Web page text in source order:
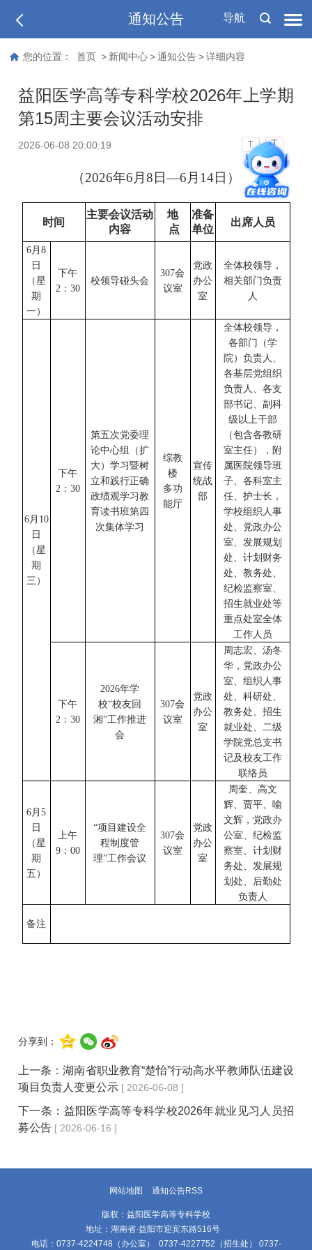
导航
通知公告
您的位置： 首页 > 新闻中心 > 通知公告 > 详细内容
益阳医学高等专科学校2026年上学期
第15周主要会议活动安排
2026-06-08 20:00:19 T T
（2026年6 月8日—6 月 14日）
时间
主要会议活动
内容
地
点
准备
单位
出席人员
6 月 8
日
（星
期
一）
下午
2：30
校领导碰头会
307会
议室
党政
办公
室
全体校领导，
相关部门负责
人
6月 10
日
（星
期
三 ）
下午
2：30
第五次党委理
论中心组（扩
大）学习暨树
立和践行正确
政绩观学习教
育读书班第四
次集体学习
综教
楼
多功
能厅
宣传
统战
部
全体校领导，
各部门（学
院）负责人、
各基层党组织
负责人、各支
部书记、副科
级以上干部
（包含各教研
室主任），附
属医院领导班
子、各科室主
任、护士长，
学校组织人事
处、党政办公
室、发展规划
处、计划财务
处、教务处、
纪检监察室、
招生就业处等
重点处室全体
工作人员
下午
2：30
2026年学
校“校友回
湘”工作推进
会
307会
议室
党政
办公
室
周志宏、汤冬
华，党政办公
室、组织人事
处、科研处、
教务处、招生
就业处、二级
学院党总支书
记及校友工作
联络员
6 月 5
日
（星
期
五 ）
上午
9： 00
“项目建设全
程制度管
理”工作会议
307会
议室
党政
办公
室
周奎、高文
辉、贾平、喻
文辉，党政办
公室、纪检监
察室、计划财
务处、发展规
划处、后勤处
负责人
备注
分享到：
上一条：湖南省职业教育“楚怡”行动高水平教师队伍建设
项目负责人变更公示 [ 2026-06-08 ]
下一条： 益阳医学高等专科学校2026年就业见习人员招
募公告 [ 2026-06-16 ]
网站地图 通知公告RSS
版权：益阳医学高等专科学校
地址：湖南省·益阳市迎宾东路516号
电话：0737-4224748（办公室） 0737-4227752（招生处） 0737-